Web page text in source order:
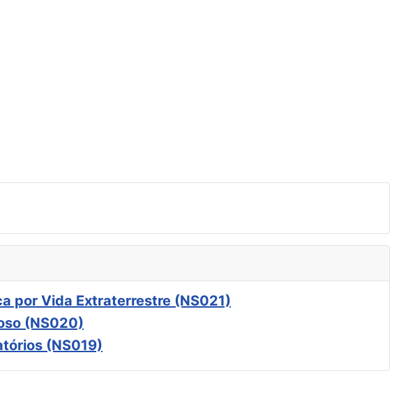
por Vida Extraterrestre (NS021)
(NS020)
(NS019)